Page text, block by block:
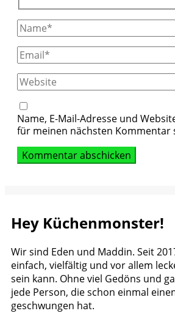
Full
Name
Email
Website
Name, E-Mail-Adresse und
für meinen nächsten Kommentar
Hey Küchenmonster!
Wir sind Eden und Maddin. Seit
einfach, vielfältig und vor allem
sein kann. Ohne viel Gedöns und
jede Person, die schon einmal
geschwungen hat.